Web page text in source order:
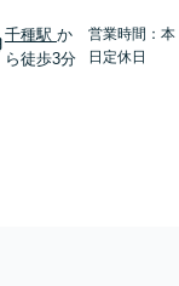
千種駅 か
ら徒歩3分
営業時間：本
日定休日